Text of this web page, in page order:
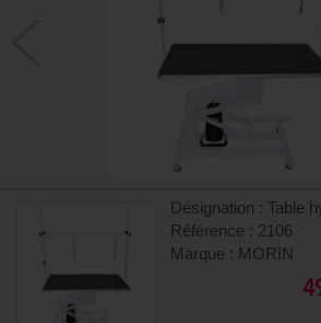
Désignation : Table
Référence : 2106
Marque : MORIN